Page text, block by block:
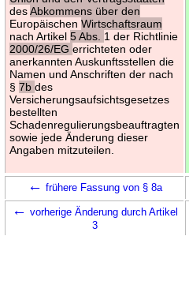
desAbkommens über den
EuropäischenWirtschaftsraum
nach Artikel5 Abs. 1 der Richtlinie
2000/26/EGerrichteten oder
anerkannten Auskunftsstellen die
Namen und Anschriften der nach
§7bdes
Versicherungsaufsichtsgesetzes
bestellten
Schadenregulierungsbeauftragten
sowie jede Änderung dieser
Angaben mitzuteilen.
← frühere Fassung von § 8a
← vorherige Änderung durch Artikel
3